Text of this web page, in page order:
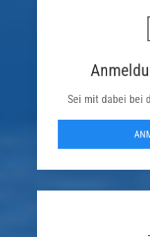
Sei mit dabei bei